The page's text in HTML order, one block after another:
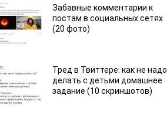
Забавные комментарии к
постам в социальных сетях
(20 фото)
Тред в Твиттере: как не надо
делать с детьми домашнее
задание (10 скриншотов)